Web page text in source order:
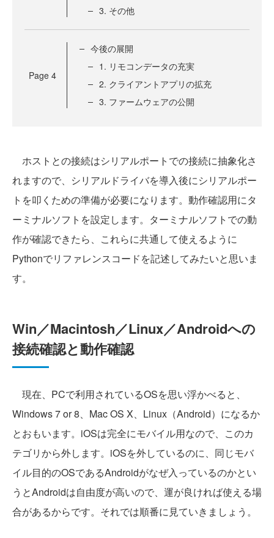
3. その他
Page 4
今後の展開
1. リモコンデータの充実
2. クライアントアプリの拡充
3. ファームウェアの公開
ホストとの接続はシリアルポートでの接続に抽象化さ
れますので、シリアルドライバを導入後にシリアルポー
トを叩くための準備が必要になります。動作確認用にタ
ーミナルソフトを設定します。ターミナルソフトでの動
作が確認できたら、これらに共通して使えるように
Pythonでリファレンスコードを記述してみたいと思いま
す。
Win／Macintosh／Linux／Androidへの
接続確認と動作確認
現在、PCで利用されているOSを思い浮かべると、
Windows 7 or 8、Mac OS X、Linux（Android）になるか
とおもいます。iOSは完全にモバイル用なので、このカ
テゴリから外します。iOSを外しているのに、同じモバ
イル目的のOSであるAndroidがなぜ入っているのかとい
うとAndroidは自由度が高いので、運が良ければ使える場
合があるからです。それでは順番に見ていきましょう。